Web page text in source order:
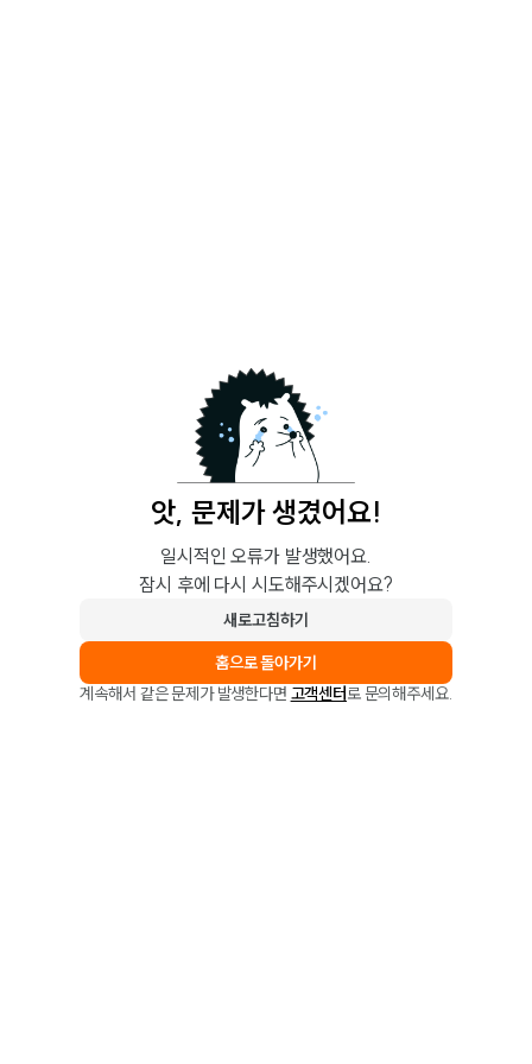
앗, 문제가 생겼어요!
일시적인 오류가 발생했어요.
잠시 후에 다시 시도해주시겠어요?
새로고침하기
홈으로 돌아가기
계속해서 같은 문제가 발생한다면 고객센터로 문의해주세요.